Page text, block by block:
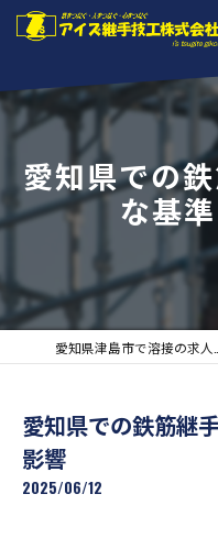
愛知県での
な基
愛知県での鉄筋継
影響
2025/06/12